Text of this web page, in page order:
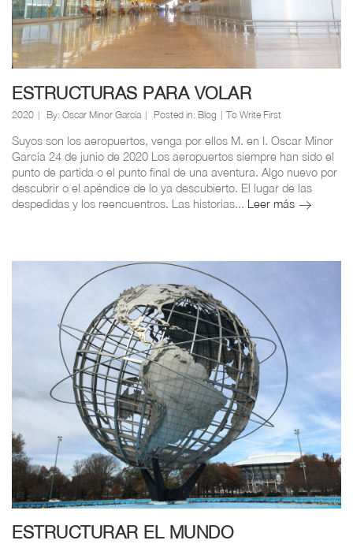
ESTRUCTURAS PARA VOLAR
2020 By: Oscar Minor García Posted in: Blog To Write First
Suyos son los aeropuertos, venga por ellos M. en I. Oscar Minor
García 24 de junio de 2020 Los aeropuertos siempre han sido el
punto de partida o el punto final de una aventura. Algo nuevo por
descubrir o el apéndice de lo ya descubierto. El lugar de las
despedidas y los reencuentros. Las historias... Leer más
ESTRUCTURAR EL MUNDO